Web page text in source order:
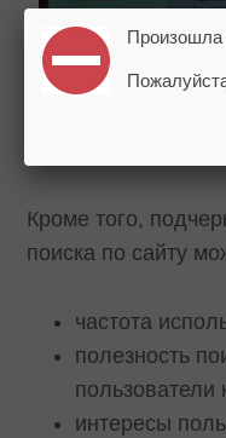
Лучшее решение -
Кроме того,
поиска по сайту
частота
полезность
пользователи
интересы
Произошла